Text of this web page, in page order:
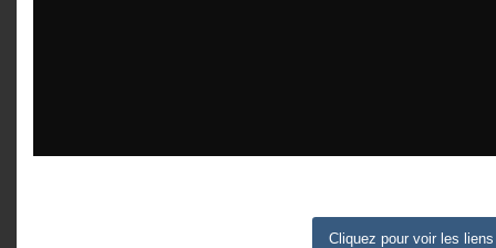
Cliquez pour voir les liens